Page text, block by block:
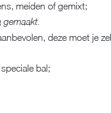
meiden of gemixt;
deze moet je
bal;